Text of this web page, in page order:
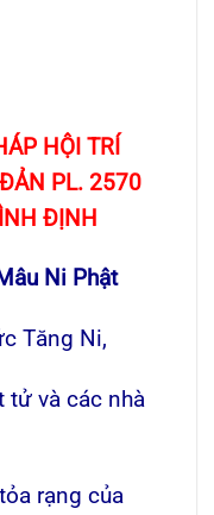
HỘI TRÍ
PL. 2570
ĐỊNH
Ni Phật
Tăng Ni,
tử và các nhà
rạng của